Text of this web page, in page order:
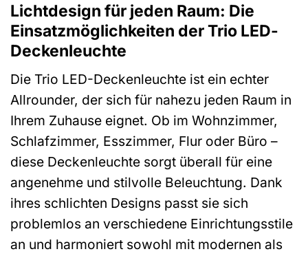
Lichtdesign für jeden Raum: Die
Einsatzmöglichkeiten der Trio LED-
Deckenleuchte
Die Trio LED-Deckenleuchte ist ein echter
Allrounder, der sich für nahezu jeden Raum in
Ihrem Zuhause eignet. Ob im Wohnzimmer,
Schlafzimmer, Esszimmer, Flur oder Büro –
diese Deckenleuchte sorgt überall für eine
angenehme und stilvolle Beleuchtung. Dank
ihres schlichten Designs passt sie sich
problemlos an verschiedene Einrichtungsstile
an und harmoniert sowohl mit modernen als